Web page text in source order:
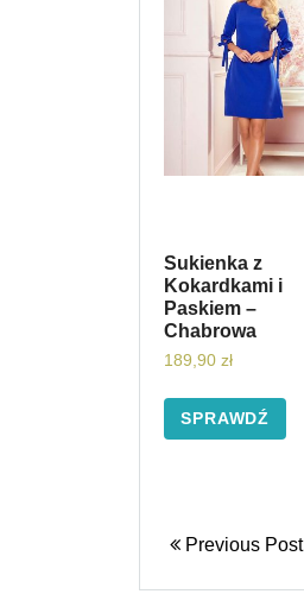
Sukienka z
Kokardkami i
Paskiem –
Chabrowa
189,90 zł
SPRAWDŹ
Previous Post